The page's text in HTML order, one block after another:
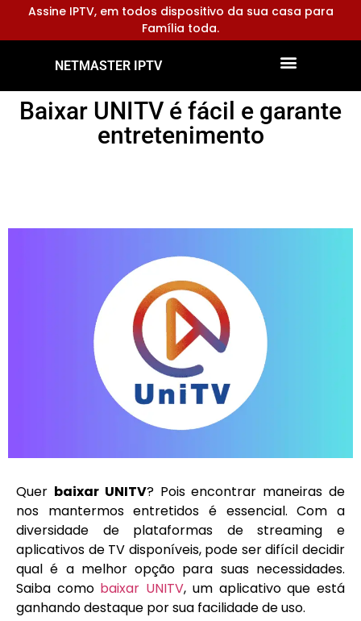
Assine IPTV, em todos dispositivo da sua casa para
Família toda.
NETMASTER IPTV
Baixar UNITV é fácil e garante
entretenimento
Quer baixar UNITV? Pois encontrar maneiras de
nos mantermos entretidos é essencial. Com a
diversidade de plataformas de streaming e
aplicativos de TV disponíveis, pode ser difícil decidir
qual é a melhor opção para suas necessidades.
Saiba como baixar UNITV, um aplicativo que está
ganhando destaque por sua facilidade de uso.